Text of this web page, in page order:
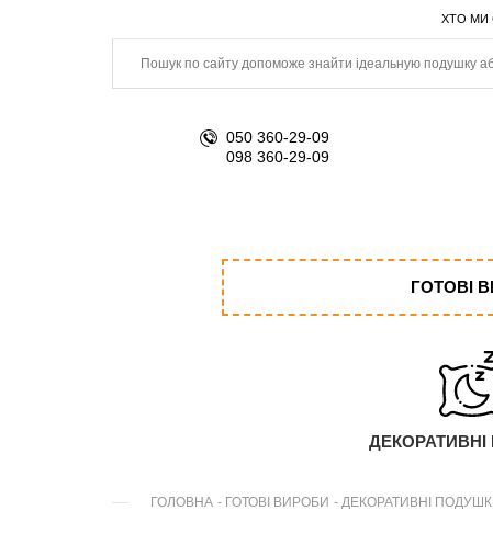
ХТО МИ
050 360-29-09
098 360-29-09
ГОТОВІ
ГОЛОВНА - ГОТОВІ ВИРОБИ - ДЕКОРАТИВНІ